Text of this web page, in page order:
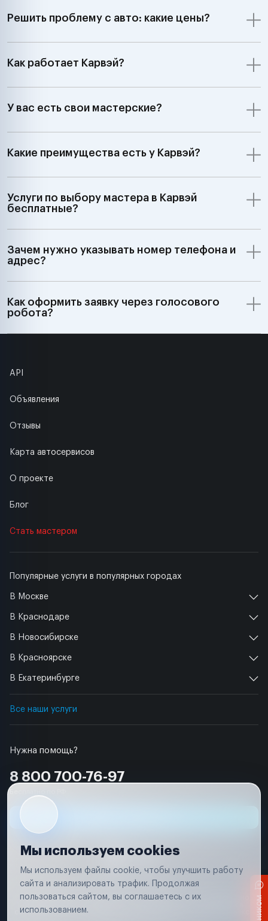
Решить проблему с авто: какие цены?
Как работает Карвэй?
У вас есть свои мастерские?
Какие преимущества есть у Карвэй?
Услуги по выбору мастера в Карвэй
бесплатные?
Зачем нужно указывать номер телефона и
адрес?
Как оформить заявку через голосового
робота?
Нужна помощь?
8 800 700-76-97
Популярные услуги в популярных городах
В Москве
В Краснодаре
В Новосибирске
В Красноярске
В Екатеринбурге
Все наши услуги
API
Объявления
Отзывы
Карта автосервисов
О проекте
Блог
Стать мастером
Условия использования
Вся информация, представленная на сайте, носит исключительно
соответствии с положениями статьи 437 (п. 2) Гражданского кодекса
Мы используем cookies
Мы используем файлы cookie, чтобы улучшить работу
сайта и анализировать трафик. Продолжая
пользоваться сайтом, вы соглашаетесь с их
использованием.